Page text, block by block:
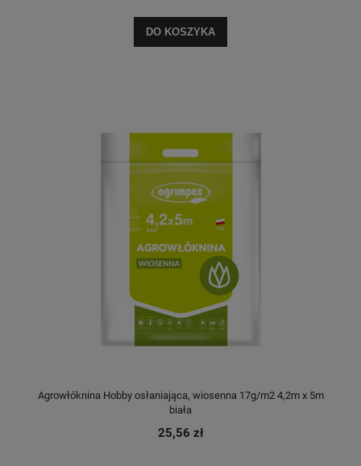
DO KOSZYKA
Agrowłóknina Hobby osłaniająca, wiosenna 17g/m2 4,2m x 5m
biała
25,56 zł